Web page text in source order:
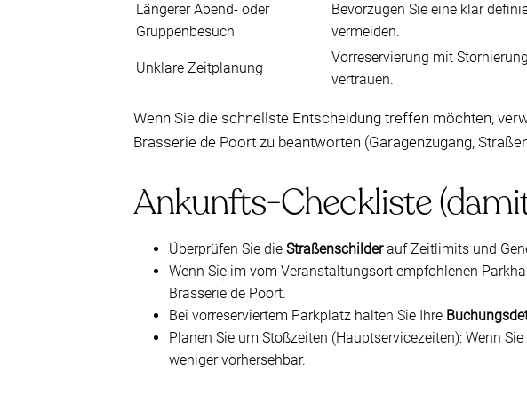
Längerer Abend- oder
Gruppenbesuch
Bevorzugen Sie eine klar
vermeiden.
Unklare Zeitplanung
Vorreservierung mit
vertrauen.
Wenn Sie die schnellste Entscheidung treffen möchten,
Brasserie de Poort zu beantworten (Garagenzugang,
Ankunfts-Checkliste
Überprüfen Sie die Straßenschilderauf Zeitlimits und
Wenn Sie im vom Veranstaltungsort empfohlenen
Brasserie de Poort.
Bei vorreserviertem Parkplatz halten Sie Ihre
Planen Sie um Stoßzeiten (Hauptservicezeiten): Wenn
weniger vorhersehbar.